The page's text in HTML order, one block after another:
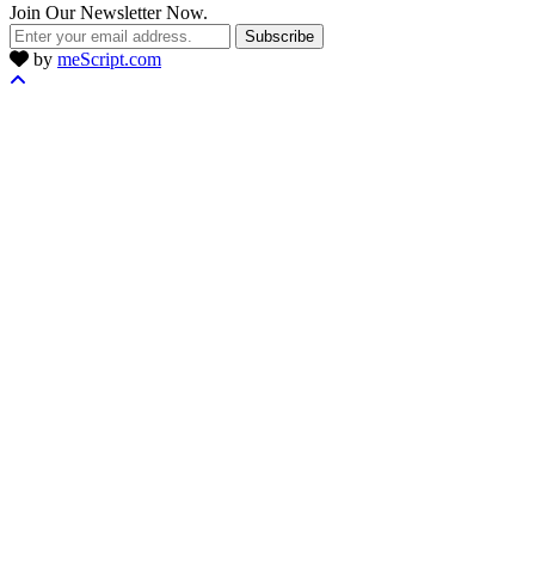
Join Our Newsletter Now.
Subscribe
by meScript.com